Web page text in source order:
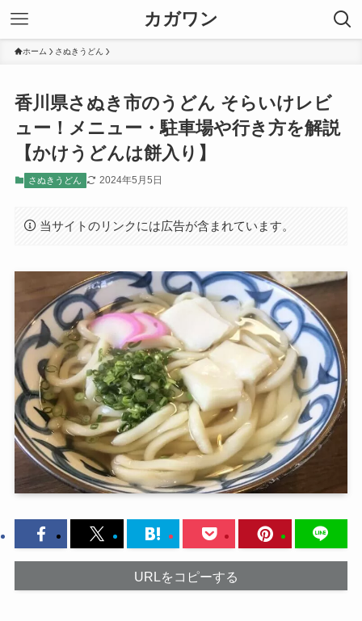
カガワン
ホーム さぬきうどん
香川県さぬき市のうどん そらいけレビ
ュー！メニュー・駐車場や行き方を解説
【かけうどんは餅入り】
さぬきうどん 2024年5月5日
当サイトのリンクには広告が含まれています。
URLをコピーする